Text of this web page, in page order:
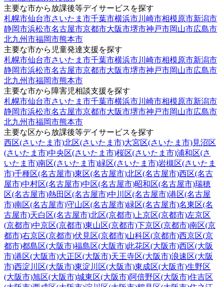
主要な市から放課後等デイサービスを探す
札幌市仙台市さいたま市千葉市横浜市川崎市相模原市新潟市
静岡市浜松市名古屋市京都市大阪市堺市神戸市岡山市広島市
北九州市福岡市熊本市
主要な市から児童発達支援を探す
札幌市仙台市さいたま市千葉市横浜市川崎市相模原市新潟市
静岡市浜松市名古屋市京都市大阪市堺市神戸市岡山市広島市
北九州市福岡市熊本市
主要な市から障害児相談支援を探す
札幌市仙台市さいたま市千葉市横浜市川崎市相模原市新潟市
静岡市浜松市名古屋市京都市大阪市堺市神戸市岡山市広島市
北九州市福岡市熊本市
主要な区から放課後等デイサービスを探す
西区(さいたま市)北区(さいたま市)大宮区(さいたま市)見沼区
(さいたま市)中央区(さいたま市)桜区(さいたま市)浦和区(さ
いたま市)南区(さいたま市)緑区(さいたま市)岩槻区(さいたま
市)千種区(名古屋市)東区(名古屋市)北区(名古屋市)西区(名古
屋市)中村区(名古屋市)中区(名古屋市)昭和区(名古屋市)瑞穂
区(名古屋市)熱田区(名古屋市)中川区(名古屋市)港区(名古屋
市)南区(名古屋市)守山区(名古屋市)緑区(名古屋市)名東区(名
古屋市)天白区(名古屋市)北区(京都市) 上京区(京都市)左京区
(京都市)中京区(京都市)東山区(京都市)下京区(京都市)南区(京
都市)右京区(京都市)伏見区(京都市)山科区(京都市)西京区(京
都市)都島区(大阪市)福島区(大阪市)此花区(大阪市)西区(大阪
市)港区(大阪市)大正区(大阪市)天王寺区(大阪市)浪速区(大阪
市)西淀川区(大阪市)東淀川区(大阪市)東成区(大阪市)生野区
(大阪市)旭区(大阪市)城東区(大阪市)阿倍野区(大阪市)住吉区